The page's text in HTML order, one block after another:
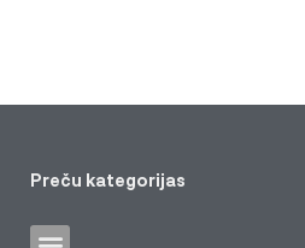
Preču kategorijas